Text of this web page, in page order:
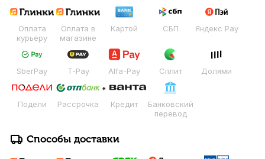
Оплата
курьеру
Оплата в
магазине
Картой СБП Яндекс Pay
SberPay T-Pay Alfa-Pay Сплит Долями
Подели Рассрочка Кредит
Банковский
перевод
Способы доставки